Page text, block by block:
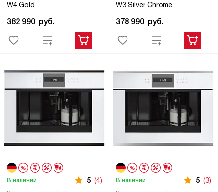
W4 Gold
382 990 руб.
W3 Silver Chrome
378 990 руб.
В наличии 5 (4) В наличии 5 (3)